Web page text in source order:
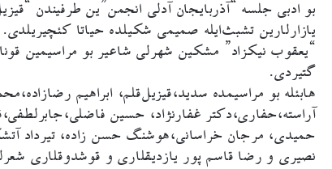
بو ادبی جلسه “آذربایجان آدلی انجمن”ین طرفیندن
یازارلارین تشبث‌ایله صمیمی شکیلده حیاتا کئچیریلدی.
“یعقوب نیکزاد” مشکین شهرلی شاعیر بو مراسیمین
گتیردی.
هابئله بو مراسیمده سدید،قیزیل‌قلم، ابراهیم
آراسته،حفاری،دکتر غفارنژاد، حسین
حمیدی، مرجان خراسانی،هوشنگ حسن زاده، تیرداد
نصیری و رضا قاسم پور یازدیقلاری و قوشدوقلاری